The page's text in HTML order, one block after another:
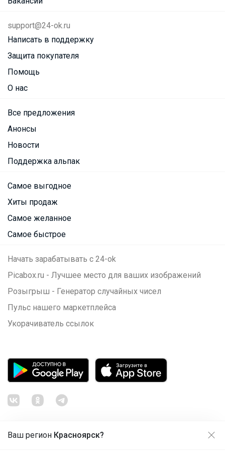
Ваш регион Красноярск?
support@24-ok.ru
Написать в поддержку
Защита покупателя
Помощь
О нас
Все предложения
Анонсы
Новости
Поддержка альпак
Самое выгодное
Хиты продаж
Самое желанное
Самое быстрое
Начать зарабатывать с 24-ok
Picabox.ru - Лучшее место для ваших изображений
Розыгрыш - Генератор случайных чисел
Пульс нашего маркетплейса
Укорачиватель ссылок
Продолжая использовать этот сайт и нажимая кнопку